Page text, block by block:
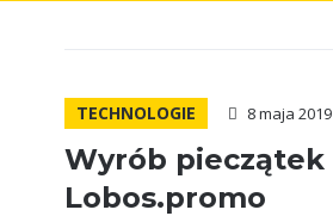
TECHNOLOGIE 8 maja 2019
Wyrób pieczątek
Lobos.promo